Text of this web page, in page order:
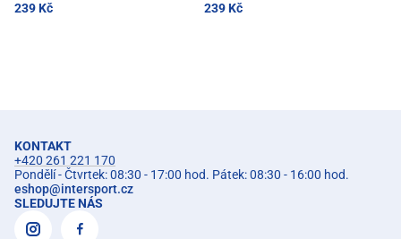
239 Kč 239 Kč
KONTAKT
+420 261 221 170
Pondělí - Čtvrtek: 08:30 - 17:00 hod. Pátek: 08:30 - 16:00 hod.
eshop@intersport.cz
SLEDUJTE NÁS